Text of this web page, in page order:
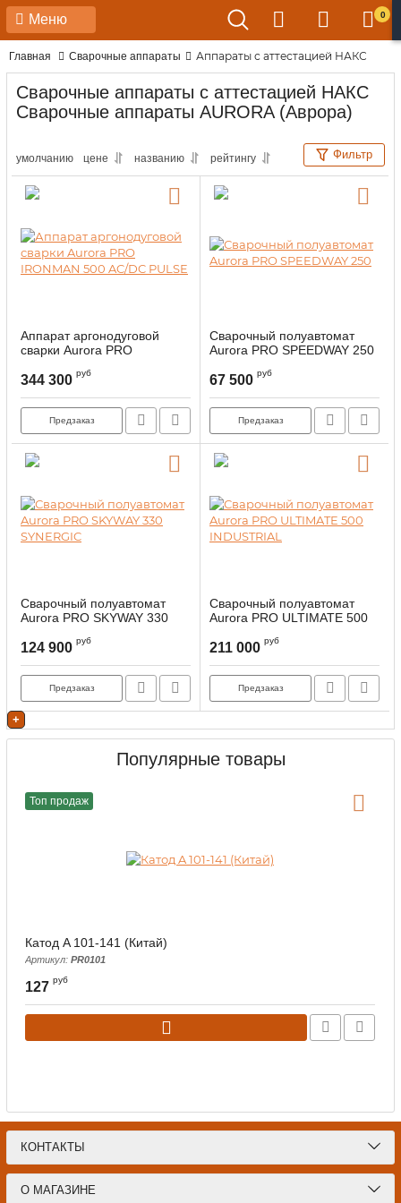
Меню 0
Главная Сварочные аппараты Аппараты с аттестацией НАКС
Сварочные аппараты с аттестацией НАКС
Сварочные аппараты AURORA (Аврора)
умолчанию цене названию рейтингу Фильтр
Аппарат аргонодуговой
сварки Aurora PRO
344 300 руб
Предзаказ
Сварочный полуавтомат
Aurora PRO SPEEDWAY 250
67 500 руб
Предзаказ
Сварочный полуавтомат
Aurora PRO SKYWAY 330
124 900 руб
Предзаказ
Сварочный полуавтомат
Aurora PRO ULTIMATE 500
211 000 руб
Предзаказ
+
Популярные товары
Топ продаж
Катод A 101-141 (Китай)
Артикул: PR0101
127 руб
КОНТАКТЫ
О МАГАЗИНЕ